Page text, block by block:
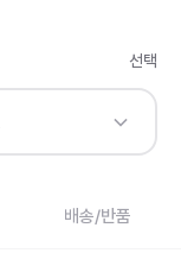
선택
배송/반품